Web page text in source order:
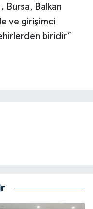
Bursa, Balkan
ve girişimci
biridir”